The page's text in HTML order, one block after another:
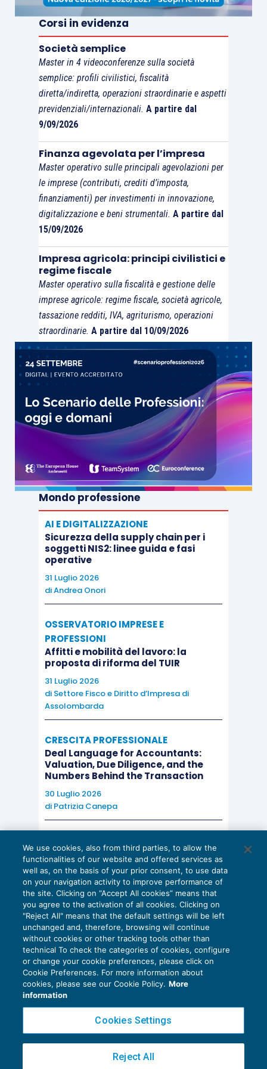
Corsi in evidenza
Società semplice
Master in 4 videoconferenze sulla società
semplice: profili civilistici, fiscalità
diretta/indiretta, operazioni straordinarie e aspetti
previdenziali/internazionali. A partire dal
9/09/2026
Finanza agevolata per l’impresa
Master operativo sulle principali agevolazioni per
le imprese (contributi, crediti d’imposta,
finanziamenti) per investimenti in innovazione,
digitalizzazione e beni strumentali. A partire dal
15/09/2026
Impresa agricola: principi civilistici e
regime fiscale
Master operativo sulla fiscalità e gestione delle
imprese agricole: regime fiscale, società agricole,
tassazione redditi, IVA, agriturismo, operazioni
straordinarie. A partire dal 10/09/2026
Mondo professione
AI E DIGITALIZZAZIONE
Sicurezza della supply chain per i
soggetti NIS2: linee guida e fasi
operative
31 Luglio 2026
diAndrea Onori
OSSERVATORIO IMPRESE E
PROFESSIONI
Affitti e mobilità del lavoro: la
proposta di riforma del TUIR
31 Luglio 2026
di Settore Fisco e Diritto d’Impresa di
Assolombarda
CRESCITA PROFESSIONALE
Deal Language for Accountants:
Valuation, Due Diligence, and the
Numbers Behind the Transaction
30 Luglio 2026
di Patrizia Canepa
EU AI Act e studi professionali: le
scadenze concrete
27 Luglio 2026
di Diego BarberieStefano Dovier
Privacy Policy
Cookie Policy
Copyright 2016 ©Gruppo Euroconference S.p.A.v2.32.4
Piazza Luigi Einaudi, 10N01 - 20124 Milano - info@ecnews.it
We use cookies, also from third parties, to allow the
functionalities of our website and offered services as
well as, on the basis of your prior consent, to use data
on your navigation activity to improve performance of
the site. Clicking on “Accept All cookies” means that
you agree to the activation of all cookies. Clicking on
"Reject All" means that the default settings will be left
unchanged and, therefore, browsing will continue
without cookies or other tracking tools other than
technical To check the categories of cookies, configure
or change your cookie preferences, please click on
Cookie Preferences. For more information about
cookies, please see our Cookie Policy. More
information
Cookies Settings
Reject All